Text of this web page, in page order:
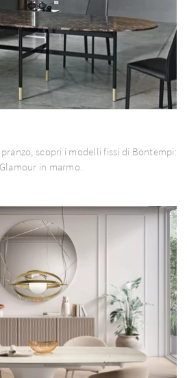
scopri i modelli fissi di Bontempi:
in marmo.